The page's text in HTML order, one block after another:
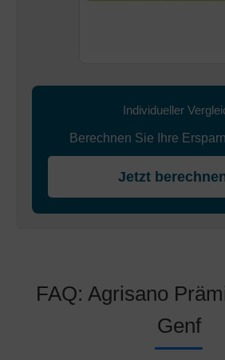
Individueller
Berechnen Sie Ihre
Jetzt
FAQ: Agrisano
Genf